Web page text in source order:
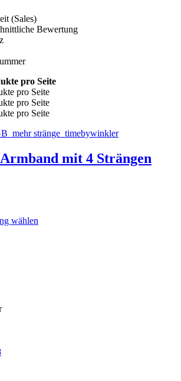
(Sales)
Bewertung
pro Seite
pro Seite
pro Seite
pro Seite
mit 4 Strängen
wählen